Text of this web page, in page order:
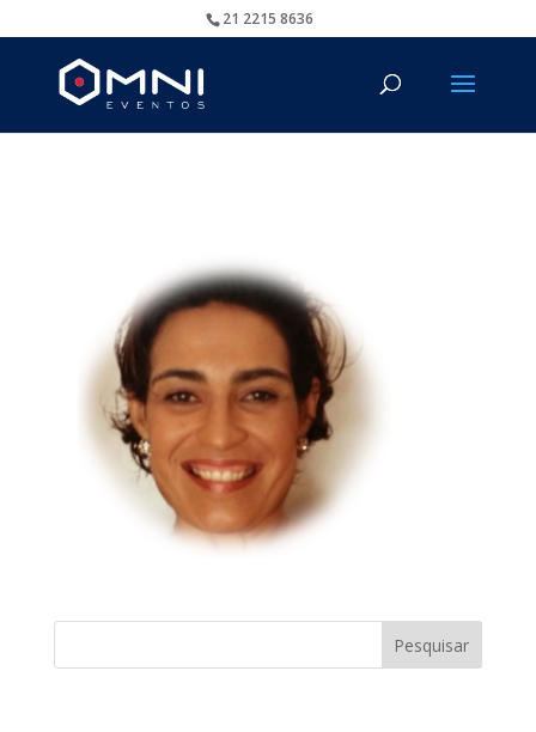
21 2215 8636